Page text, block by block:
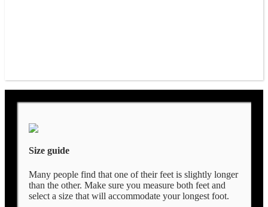
Size guide
Many people find that one of their feet is slightly longer
than the other. Make sure you measure both feet and
select a size that will accommodate your longest foot.